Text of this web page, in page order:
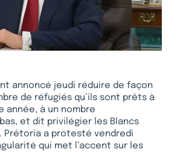
annoncé jeudi réduire de façon
de réfugiés qu’ils sont prêts à
année, à un nombre
et dit privilégier les Blancs
Prétoria a protesté vendredi
qui met l’accent sur les